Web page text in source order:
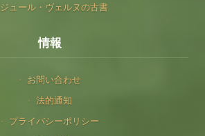
ジュール・ヴェルヌの古書
情報
お問い合わせ
法的通知
プライバシーポリシー